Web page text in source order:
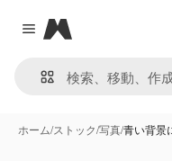
Close menu
Magnific
ホーム/ストック/写真/青い背景